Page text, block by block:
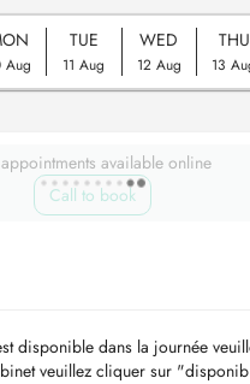
Aug
TUE
11 Aug
WED
12 Aug
THU
13
available online
Call to book
disponible dans la journée
veuillez cliquer sur